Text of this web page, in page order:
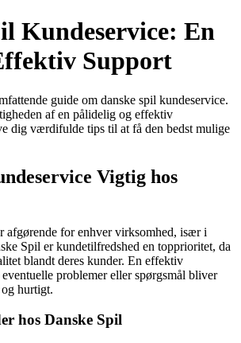
Kundeservice: En
Support
guide om danske spil kundeservice.
af en pålidelig og effektiv
dig værdifulde tips til at få den bedst mulige
Vigtig hos
afgørende for enhver virksomhed, især i
Spil er kundetilfredshed en topprioritet, da
blandt deres kunder. En effektiv
problemer eller spørgsmål bliver
hurtigt.
hos Danske Spil